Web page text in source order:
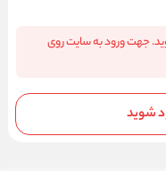
جهت ورود به سایت روی
شوید